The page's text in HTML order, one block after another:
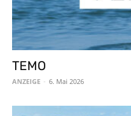
TEMO
ANZEIGE - 6. Mai 2026